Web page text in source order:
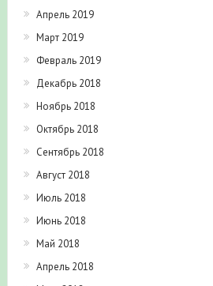
Апрель 2019
Март 2019
Февраль 2019
Декабрь 2018
Ноябрь 2018
Октябрь 2018
Сентябрь 2018
Август 2018
Июль 2018
Июнь 2018
Май 2018
Апрель 2018